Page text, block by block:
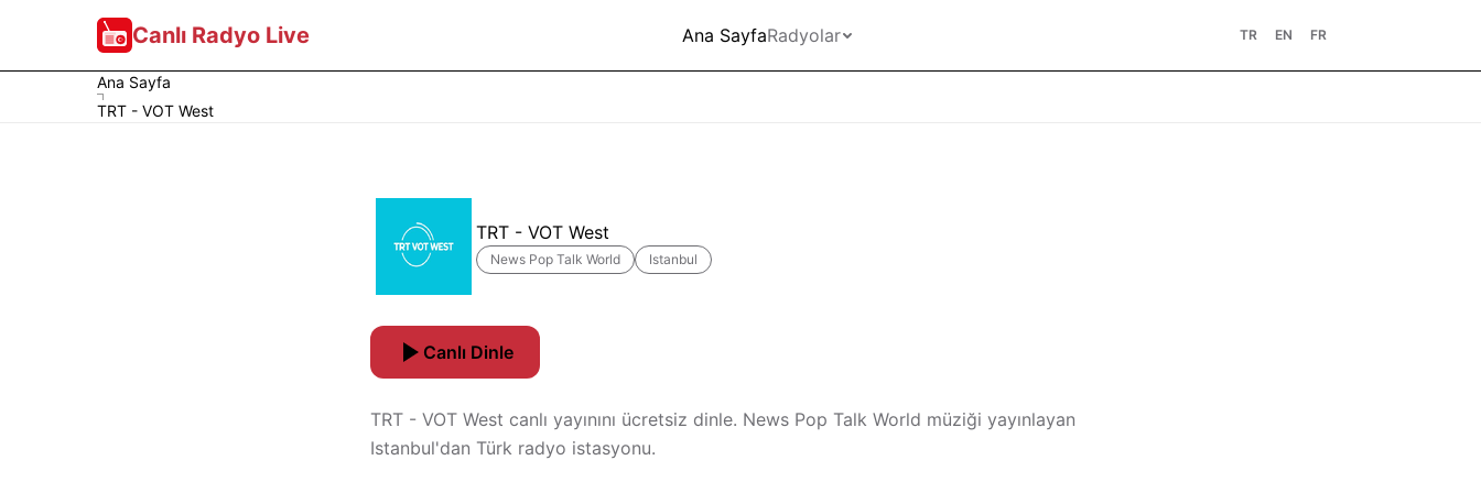
Canlı Radyo Live Ana SayfaRadyolar TR EN FR
Ana Sayfa
TRT - VOT West
TRT - VOT West
News Pop Talk World Istanbul
Canlı Dinle
TRT - VOT West canlı yayınını ücretsiz dinle. News Pop Talk World müziği yayınlayan
Istanbul'dan Türk radyo istasyonu.